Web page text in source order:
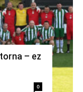
– ez
0